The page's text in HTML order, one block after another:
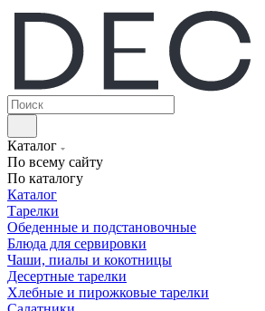
Каталог
По всему сайту
По каталогу
Каталог
Тарелки
Обеденные и подстановочные
Блюда для сервировки
Чаши, пиалы и кокотницы
Десертные тарелки
Хлебные и пирожковые тарелки